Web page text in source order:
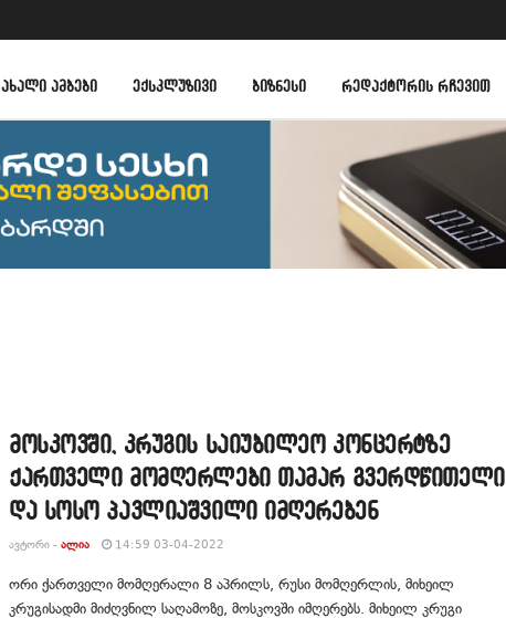
ᲐᲮᲐᲚᲘ ᲐᲛᲑᲔᲑᲘ ᲔᲥᲡᲙᲚᲣᲖᲘᲕᲘ ᲑᲘᲖᲜᲔᲡᲘ ᲠᲔᲓᲐᲥᲢᲝᲠᲘᲡ ᲠᲩᲔᲕᲘᲗ
მოსკოვში, კრუგის საიუბილეო კონცერტზე
ქართველი მომღერლები თამარ გვერდწითელი
და სოსო პავლიაშვილი იმღერებენ
ᲐᲕᲢᲝᲠᲘ - ᲐᲚᲘᲐ 14:59 03-04-2022
ორი ქართველი მომღერალი 8 აპრილს, რუსი მომღერლის, მიხეილ
კრუგისადმი მიძღვნილ საღამოზე, მოსკოვში იმღერებს. მიხეილ კრუგი